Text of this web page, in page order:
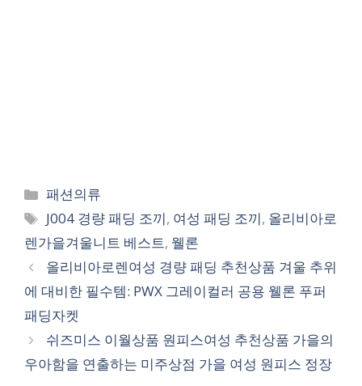
Categories
패션의류
Tags
J004 경량 패딩 조끼, 여성 패딩 조끼, 올리비아로
렌가을겨울니트 베스트, 웰론
올리비아로렌여성 경량 패딩 추천상품 겨울 추위
에 대비한 필수템: PWX 그레이컬러 공용 웰론 푸퍼
패딩자켓
쉬즈미스 이월상품 원피스여성 추천상품 가을의
우아함을 연출하는 미주상점 가을 여성 원피스 정장